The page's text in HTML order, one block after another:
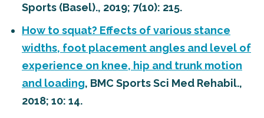
Sports (Basel)., 2019; 7(10): 215.
How to squat? Effects of various stance
widths, foot placement angles and level of
experience on knee, hip and trunk motion
and loading, BMC Sports Sci Med Rehabil.,
2018; 10: 14.